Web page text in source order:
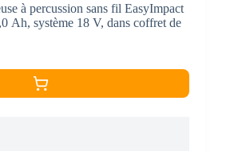
à percussion sans fil EasyImpact
Ah, système 18 V, dans coffret de